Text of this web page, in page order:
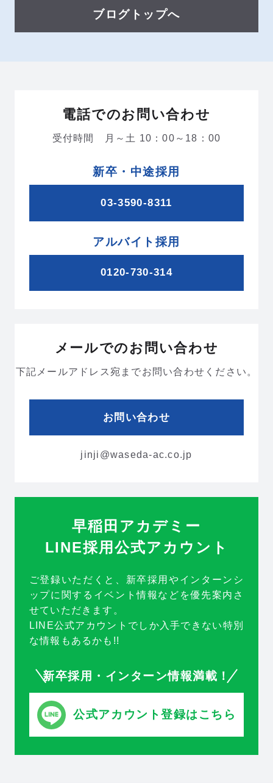
ブログトップへ
電話でのお問い合わせ
受付時間 月～土 10：00～18：00
新卒・中途採用
03-3590-8311
アルバイト採用
0120-730-314
メールでのお問い合わせ
下記メールアドレス宛までお問い合わせください。
お問い合わせ
jinji@waseda-ac.co.jp
早稲田アカデミー
LINE採用公式アカウント
ご登録いただくと、新卒採用やインターンシ
ップに関するイベント情報などを優先案内さ
せていただきます。
LINE公式アカウントでしか入手できない特別
な情報もあるかも!!
新卒採用・インターン情報満載！
公式アカウント登録はこちら